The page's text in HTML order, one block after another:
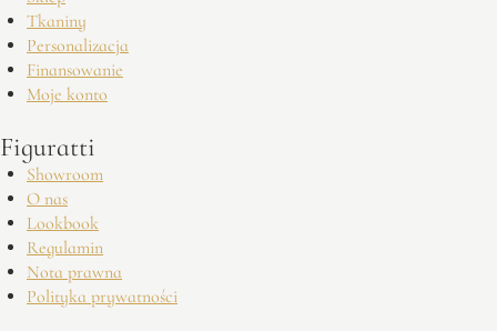
Tkaniny
Personalizacja
Finansowanie
Moje konto
Figuratti
Showroom
O nas
Lookbook
Regulamin
Nota prawna
Polityka prywatności